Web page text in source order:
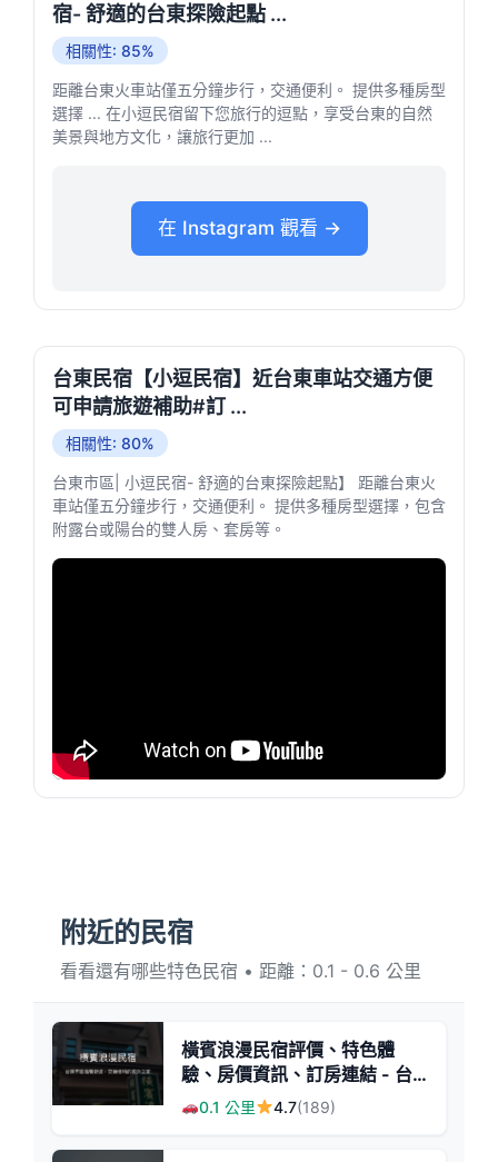
宿- 舒適的台東探險起點 ...
相關性: 85%
距離台東火車站僅五分鐘步行，交通便利。 提供多種房型
選擇 ... 在小逗民宿留下您旅行的逗點，享受台東的自然
美景與地方文化，讓旅行更加 ...
在 Instagram 觀看 →
台東民宿【小逗民宿】近台東車站交通方便
可申請旅遊補助#訂 ...
相關性: 80%
台東市區| 小逗民宿- 舒適的台東探險起點】 距離台東火
車站僅五分鐘步行，交通便利。 提供多種房型選擇，包含
附露台或陽台的雙人房、套房等。
附近的民宿
看看還有哪些特色民宿 • 距離：0.1 - 0.6 公里
橫賓浪漫民宿評價、特色體
驗、房價資訊、訂房連結 - 台
東市區便利住宿
0.1 公里 4.7(189)